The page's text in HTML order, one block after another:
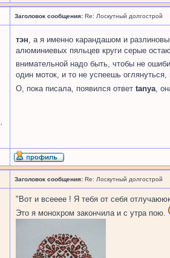
Заголовок сообщения: Re: Лоскутный долгострой
тэн, а я именно карандашом и
алюминиевых пяльцев круги серые
внимательной надо быть, чтобы не
один моток, и то не успеешь
О, пока писала, появился ответ tanya,
Заголовок сообщения: Re: Лоскутный долгострой
"Вот и всееее ! Я тебя от себя
Это я монохром закончила и с утра пою.